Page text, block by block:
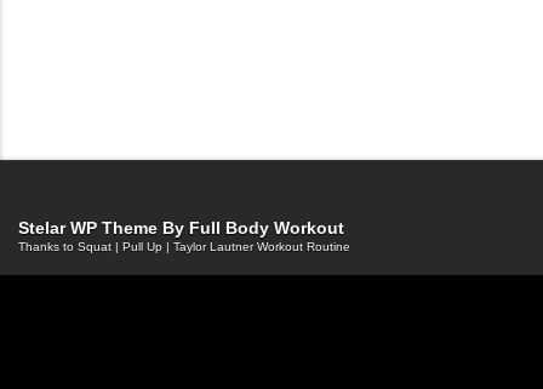
Stelar WP Theme By Full Body Workout
Thanks to Squat | Pull Up | Taylor Lautner Workout Routine